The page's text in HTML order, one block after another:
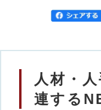
人材・
連する